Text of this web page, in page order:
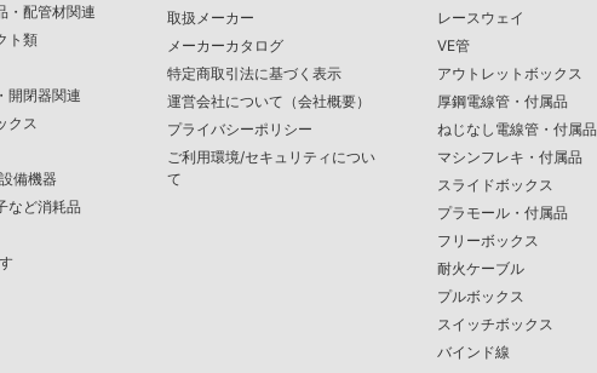
・配管材関連
ト類
開閉器関連
クス
備機器
など消耗品
取扱メーカー
メーカーカタログ
特定商取引法に基づく表示
運営会社について（会社概要）
プライバシーポリシー
ご利用環境/セキュリティについ
て
レースウェイ
VE管
アウトレットボックス
厚鋼電線管・付属品
ねじなし電線管・付属品
マシンフレキ・付属品
スライドボックス
プラモール・付属品
フリーボックス
耐火ケーブル
プルボックス
スイッチボックス
バインド線